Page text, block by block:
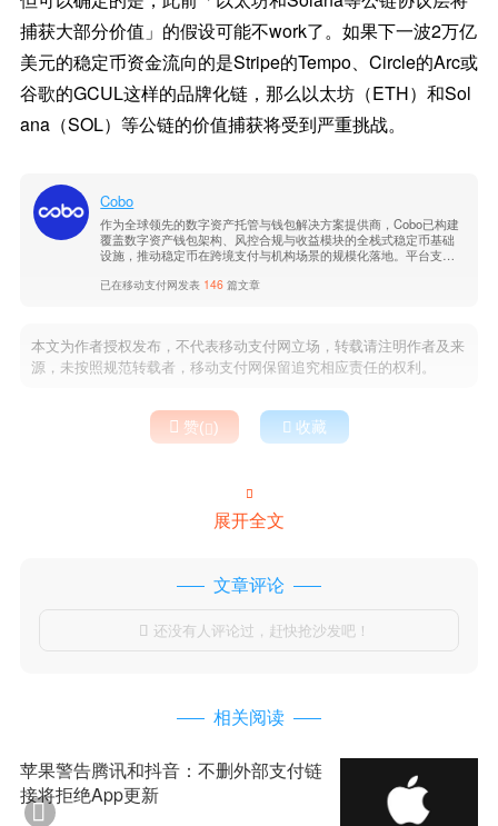
捕获大部分价值」的假设可能不work了。如果下一波2万亿
美元的稳定币资金流向的是Stripe的Tempo、Circle的Arc或
谷歌的GCUL这样的品牌化链，那么以太坊（ETH）和Sol
ana（SOL）等公链的价值捕获将受到严重挑战。
Cobo
作为全球领先的数字资产托管与钱包解决方案提供商，Cobo已构建
覆盖数字资产钱包架构、风控合规与收益模块的全栈式稳定币基础
设施，推动稳定币在跨境支付与机构场景的规模化落地。平台支持
obo官网。
已在移动支付网发表 146 篇文章
本文为作者授权发布，不代表移动支付网立场，转载请注明作者及来
源，未按照规范转载者，移动支付网保留追究相应责任的权利。
 赞()  收藏

展开全文
文章评论
 还没有人评论过，赶快抢沙发吧！
相关阅读
苹果警告腾讯和抖音：不删外部支付链
接将拒绝App更新
